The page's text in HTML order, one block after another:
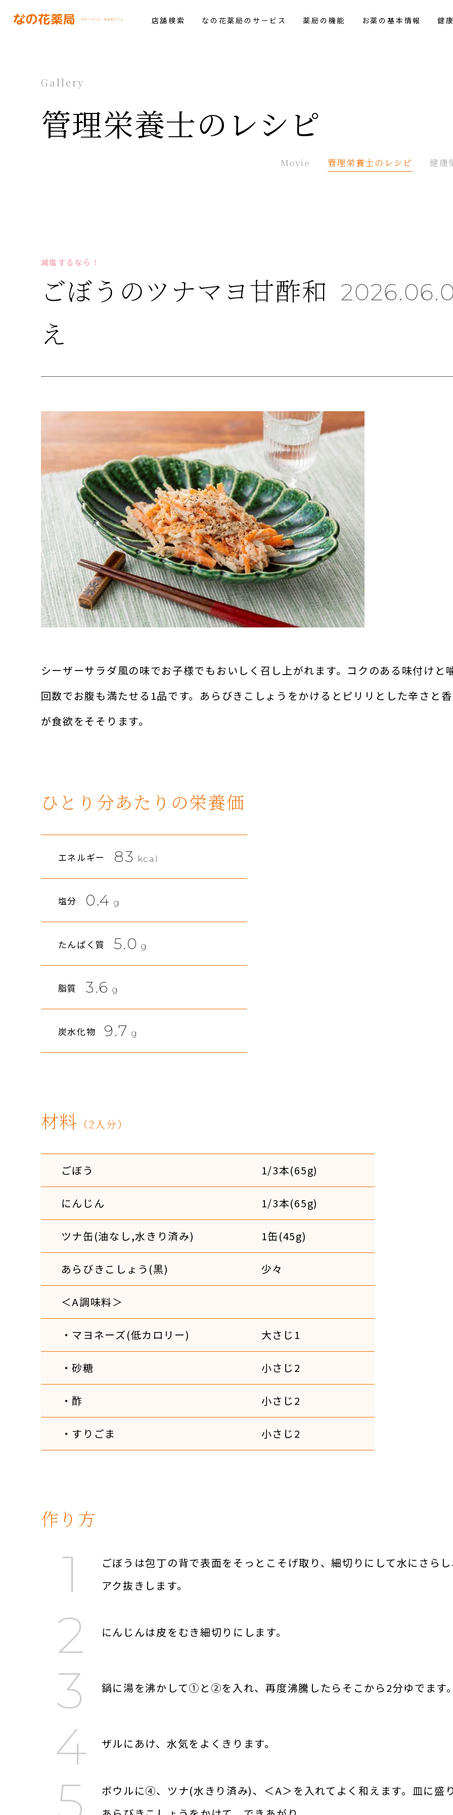
店舗検索 なの花薬局のサービス 薬局の機能 お薬の基本情報 健
Gallery
管理栄養士の レシピ
Movie 管理栄養士の レシピ 健康
減塩するなら！
ごぼうのツナマヨ甘酢和
え
シーザーサラダ風の味でお子様でもおいしく召し上がれます。コクのある味付けと
回数でお腹も満たせる1品です。あらびきこしょうをかけるとピリリとした辛さと
が食欲をそそります。
ひとり分あたりの栄養価
エネルギー 83 kcal
塩分 0.4 g
たんぱく質 5.0 g
脂質 3.6 g
炭水化物 9.7 g
材料 （2人分）
ごぼう 1/3本(65g)
にんじん 1/3本(65g)
ツナ缶(油なし,水きり済み) 1缶(45g)
あらびきこしょう(黒) 少々
＜A調味料＞
・マヨネーズ(低カロリー) 大さじ1
・砂糖 小さじ2
・酢 小さじ2
・すりごま 小さじ2
作り方
ごぼうは包丁の背で表面をそっとこそげ取り、細切りにして水にさら
アク抜きします。
にんじんは皮をむき細切りにします。
鍋に湯を沸かして①と②を入れ、再度沸騰したらそこから2分ゆでます
ザルにあけ、水気をよくきります。
ボウルに④、ツナ(水きり済み)、＜A＞を入れてよく和えます。皿に盛